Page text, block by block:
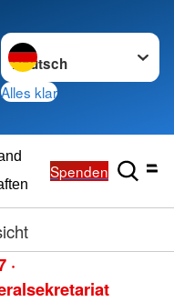
Sprache wechseln zu
Alles klar
Spenden
·